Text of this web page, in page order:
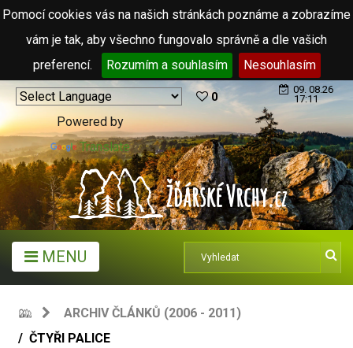
Pomocí cookies vás na našich stránkách poznáme a zobrazíme
vám je tak, aby všechno fungovalo správně a dle vašich
preferencí.
Rozumím a souhlasím Nesouhlasím
Powered by
Translate
0
09. 08.26
17:11
MENU
ARCHIV ČLÁNKŮ (2006 - 2011)
ČTYŘI PALICE